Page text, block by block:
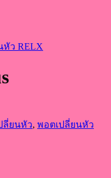
หัว RELX
ลี่ยนหัว, พอตเปลี่ยนหัว